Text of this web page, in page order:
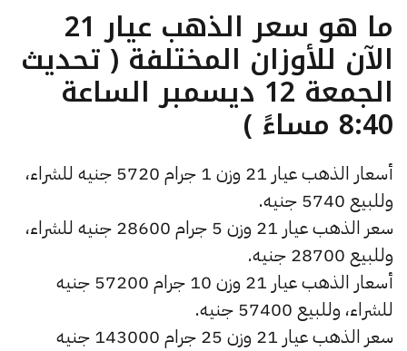
ما هو سعر الذهب عيار 21
الآن للأوزان المختلفة ( تحديث
الجمعة 12 ديسمبر الساعة
8:40 مساءً )
أسعار الذهب عيار 21 وزن 1 جرام 5720 جنيه للشراء،
وللبيع 5740 جنيه.
سعر الذهب عيار 21 وزن 5 جرام 28600 جنيه للشراء،
وللبيع 28700 جنيه.
أسعار الذهب عيار 21 وزن 10 جرام 57200 جنيه
للشراء، وللبيع 57400 جنيه.
سعر الذهب عيار 21 وزن 25 جرام 143000 جنيه